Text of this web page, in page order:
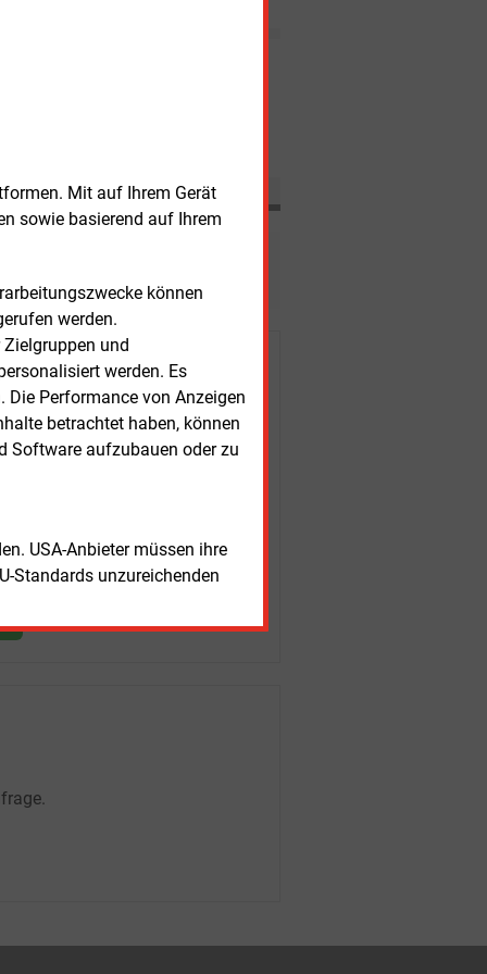
Mit auf Ihrem Gerät
sowie basierend auf Ihrem
können
werden.
und
werden. Es
Performance von Anzeigen
betrachtet haben, können
Software aufzubauen oder zu
USA-Anbieter müssen ihre
Standards unzureichenden
Kunden